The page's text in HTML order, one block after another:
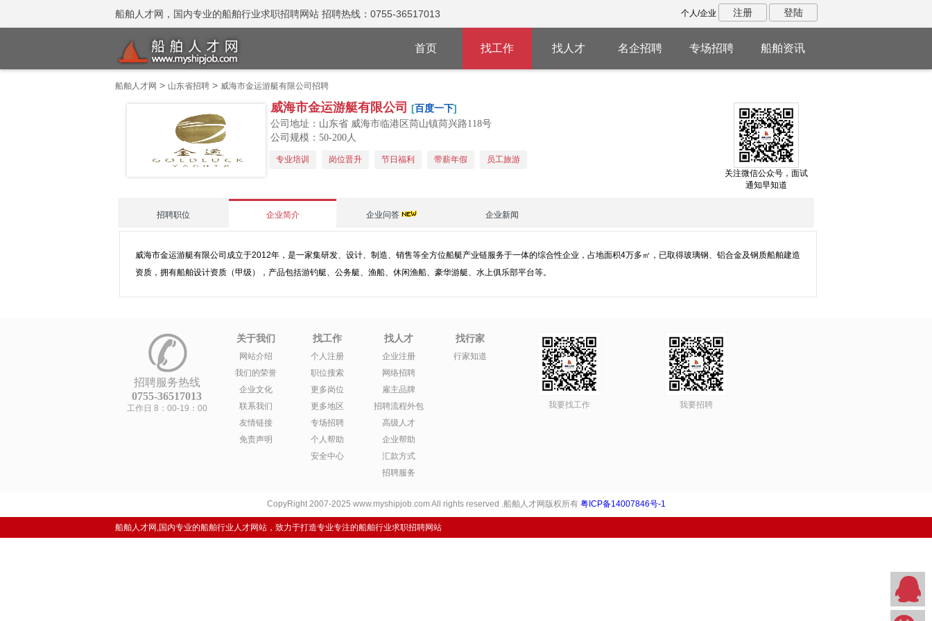
船舶人才网，国内专业的船舶行业求职招聘网站 招聘热线：0755-36517013 个人/企业 注册 登陆
首页 找工作 找人才 名企招聘 专场招聘 船舶资讯
船舶人才网 > 山东省招聘> 威海市金运游艇有限公司招聘
威海市金运游艇有限公司 [百度一下]
公司地址：山东省 威海市临港区苘山镇苘兴路118号
公司规模：50-200人
专业培训 岗位晋升 节日福利 带薪年假
员工旅游
关注微信公众号，面试
通知早知道
招聘职位 企业简介 企业问答 企业新闻
威海市金运游艇有限公司成立于2012年，是一家集研发、设计、制造、销售等全方位船艇产业链服务于一体的综合性企业，占地面积4万多㎡，已取得玻璃钢、铝合金及钢质船舶建造
资质，拥有船舶设计资质（甲级），产品包括游钓艇、公务艇、渔船、休闲渔船、豪华游艇、水上俱乐部平台等。
招聘服务热线
0755-36517013
工作日 8：00-19：00
关于我们
网站介绍
我们的荣誉
企业文化
联系我们
友情链接
免责声明
找工作
个人注册
职位搜索
更多岗位
更多地区
专场招聘
个人帮助
安全中心
找人才
企业注册
网络招聘
雇主品牌
招聘流程外包
高级人才
企业帮助
汇款方式
招聘服务
找行家
行家知道
我要找工作 我要招聘
CopyRight 2007-2025 www.myshipjob.com All rights reserved .船舶人才网版权所有 粤ICP备14007846号-1
船舶人才网,国内专业的船舶行业人才网站，致力于打造专业专注的船舶行业求职招聘网站